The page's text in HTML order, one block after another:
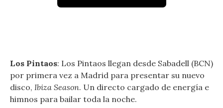
Los Pintaos: Los Pintaos llegan desde Sabadell (BCN)
por primera vez a Madrid para presentar su nuevo
disco, Ibiza Season. Un directo cargado de energía e
himnos para bailar toda la noche.